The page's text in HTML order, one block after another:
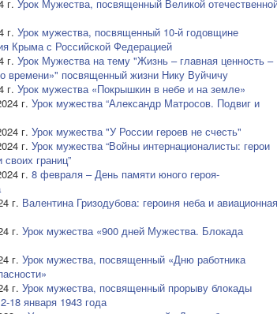
г. Урок Мужества, посвященный Великой
г. Урок мужества, посвященный 10-й годовщине
Крыма с Российской Федерацией
г. Урок Мужества на тему "Жизнь – главная ценность –
времени»" посвященный жизни Нику Вуйчичу
г. Урок мужества «Покрышкин в небе и на земле»
г. Урок мужества “Александр Матросов. Подвиг и
г. Урок мужества "У России героев не счесть"
г. Урок мужества “Войны интернационалисты: герои
границ”
г. 8 февраля – День памяти юного героя-
г. Валентина Гризодубова: героиня неба и авиационная
г. Урок мужества «900 дней Мужества. Блокада
г. Урок мужества, посвященный «Дню работника
г. Урок мужества, посвященный прорыву блокады
18 января 1943 года